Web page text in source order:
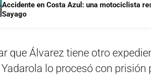
Accidente en Costa Azul: una motociclista
Sayago
que Álvarez tiene otro
lo procesó con prisión